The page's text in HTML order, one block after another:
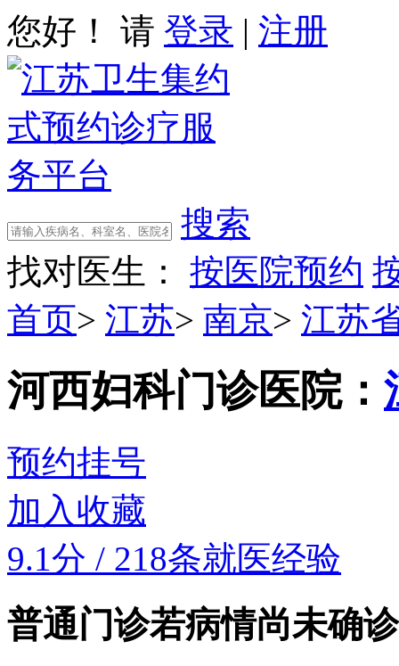
您好！ 请 登录 | 注册
搜索
找对医生：
按医院预约
首页> 江苏> 南京> 江苏
河西妇科门诊医院：
预约挂号
加入收藏
9.1分 / 218条就医经验
普通门诊若病情尚未确